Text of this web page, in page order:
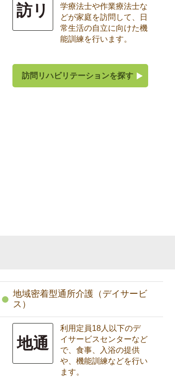
訪リ
学療法士や作業療法士な
どが家庭を訪問して、日
常生活の自立に向けた機
能訓練を行います。
訪問リハビリテーションを探す
地域密着型通所介護（デイサービ
ス）
地通
利用定員18人以下のデ
イサービスセンターなど
で、食事、入浴の提供
や、機能訓練などを行い
ます。